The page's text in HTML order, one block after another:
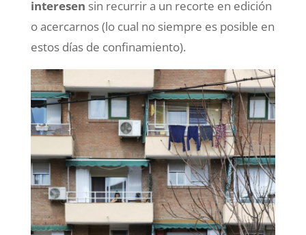
interesen sin recurrir a un recorte en edición
o acercarnos (lo cual no siempre es posible en
estos días de confinamiento).